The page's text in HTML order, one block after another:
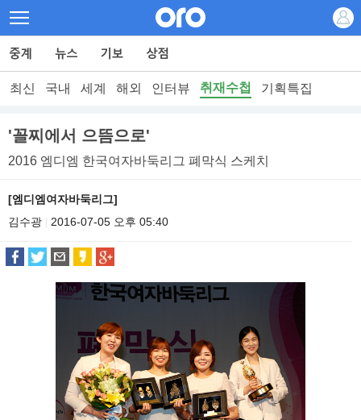
최신 국내 세계 해외 인터뷰 취재수첩 기획특집
'꼴찌에서 으뜸으로'
2016 엠디엠 한국여자바둑리그 폐막식 스케치
[엠디엠여자바둑리그]
김수광
2016-07-05 오후 05:40